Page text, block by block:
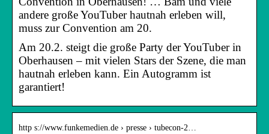
andere große YouTuber hautnah erleben will,
muss zur Convention am 20.
Am 20.2. steigt die große Party der YouTuber in
Oberhausen – mit vielen Stars der Szene, die man
hautnah erleben kann. Ein Autogramm ist
garantiert!
http s://www.funkemedien.de › presse › tubecon-2…